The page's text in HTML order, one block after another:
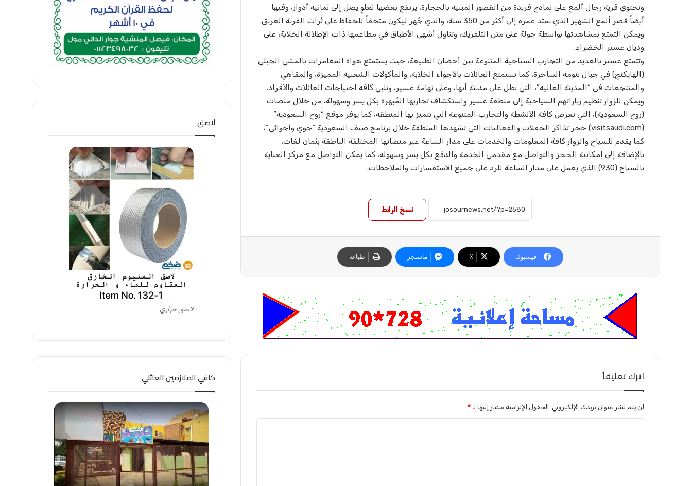
وتحتوي قرية رجال ألمع على نماذج فريدة من القصور المبنية بالحجارة، يرتفع بعضها لعلوٍ يصل إلى ثمانية أدوار، وفيها
أيضاً قصر ألمع الشهير الذي يمتد عمره إلى أكثر من 350 سنة، والذي جُهز ليكون متحفاً للحفاظ على تُراث القرية العريق.
ويمكن التمتع بمشاهدتها بواسطة جولة على متن التلفريك، وتناول أشهى الأطباق في مطاعمها ذات الإطلالة الخلابة، على
وديان عسير الخضراء.
وتتمتع عسير بالعديد من التجارب السياحية المتنوعة بين أحضان الطبيعة، حيث يستمتع هواة المغامرات بالمشي الجبلي
(الهايكنج) في جبال تنومة الساحرة، كما تستمتع العائلات بالأجواء الخلابة، والمأكولات الشعبية المميزة، والمقاهي
والمنتجعات في “المدينة العالية”، التي تطل على مدينة أبها، وعلى تهامة عسير، وتلبي كافة احتياجات العائلات والأفراد.
ويمكن للزوار تنظيم زياراتهم السياحية إلى منطقة عسير واستكشاف تجاربها المُبهرة بكل يسر وسهولة، من خلال منصات
(روح السعودية)، التي تعرض كافة الأنشطة والتجارب المتنوعة التي تتميز بها المنطقة، كما يوفر موقع “روح السعودية”
(visitsaudi.com) حجز تذاكر الحفلات والفعاليات التي تشهدها المنطقة خلال برنامج صيف السعودية “جوي وأجوائي”،
كما يقدم للسياح والزوار كافة المعلومات والخدمات على مدار الساعة عبر منصاتها المختلفة الناطقة بثمان لغات،
بالإضافة إلى إمكانية الحجز والتواصل مع مقدمي الخدمة والدفع بكل يسر وسهولة، كما يمكن التواصل مع مركز العناية
بالسياح (930) الذي يعمل على مدار الساعة للرد على جميع الاستفسارات والملاحظات.
نسخ الرابط
فيسبوك X ماسنجر طباعة
اترك تعليقاً
لن يتم نشر عنوان بريدك الإلكتروني. الحقول الإلزامية مشار إليها بـ *
لاصق
لاصق حراري
كافي الملازمين العائلي